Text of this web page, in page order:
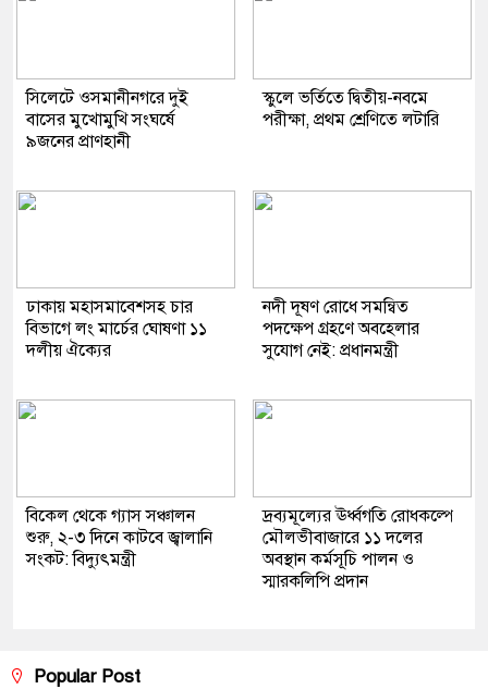
সিলেটে ওসমানীনগরে দুই
বাসের মুখোমুখি সংঘর্ষে
৯জনের প্রাণহানী
স্কুলে ভর্তিতে দ্বিতীয়-নবমে
পরীক্ষা, প্রথম শ্রেণিতে লটারি
ঢাকায় মহাসমাবেশসহ চার
বিভাগে লং মার্চের ঘোষণা ১১
দলীয় ঐক্যের
নদী দূষণ রোধে সমন্বিত
পদক্ষেপ গ্রহণে অবহেলার
সুযোগ নেই: প্রধানমন্ত্রী
বিকেল থেকে গ্যাস সঞ্চালন
শুরু, ২-৩ দিনে কাটবে জ্বালানি
সংকট: বিদ্যুৎমন্ত্রী
দ্রব্যমূল্যের ঊর্ধ্বগতি রোধকল্পে
মৌলভীবাজারে ১১ দলের
অবস্থান কর্মসূচি পালন ও
স্মারকলিপি প্রদান
Popular Post